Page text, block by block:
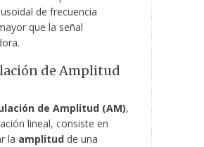
de frecuencia
que la señal
de Amplitud
de Amplitud (AM),
lineal, consiste en
la amplitud de una